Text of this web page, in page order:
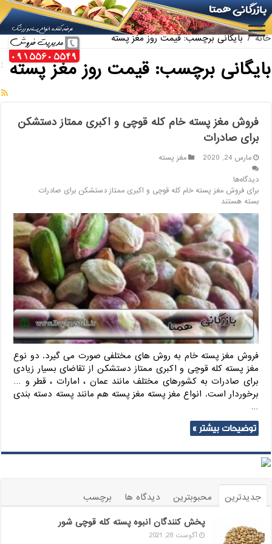
ارائه کننده بهترین پسته کله قوچی سیرجان
خانه / بایگانی برچسب: قیمت روز مغز پسته
بایگانی برچسب:قیمت روز مغز پسته
فروش مغز پسته خام کله قوچی و اکبری ممتاز دستشکن
برای صادرات
مارس 24, 2020
مغز پسته
دیدگاه‌ها
برای فروش مغز پسته خام کله قوچی و اکبری ممتاز دستشکن برای صادرات
بسته هستند
فروش مغز پسته خام به روش های مختلفی صورت می گیرد. دو نوع
مغز پسته کله قوچی و اکبری ممتاز دستشکن از تقاضای بسیار زیادی
برای صادرات به کشورهای مختلف مانند عمان ، امارات ، قطر و …
برخوردار است. انواع مغز پسته مغز پسته هم مانند پسته دسته بندی
…
توضیحات بیشتر »
جدیدترین محبوبترین دیدگاه ها
برچسب
پخش کنندگان انبوه پسته کله قوچی شور
آگوست 28, 2021